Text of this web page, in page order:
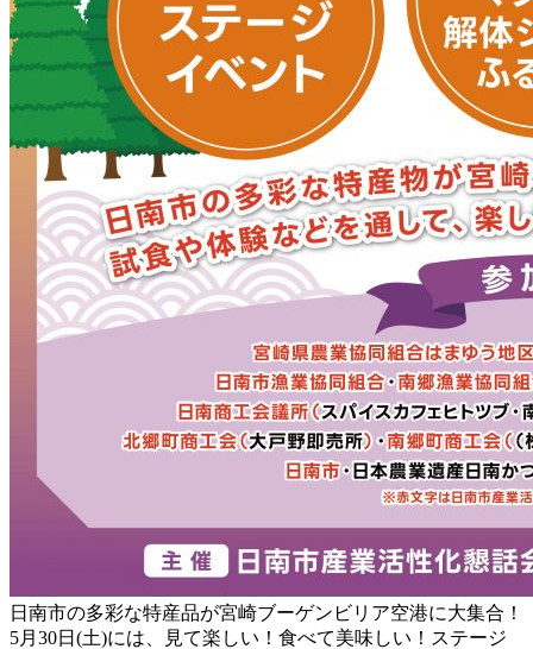
日南市の多彩な特産品が宮崎ブーゲンビリア空港に大集合！
5月30日(土)には、見て楽しい！食べて美味しい！ステージ